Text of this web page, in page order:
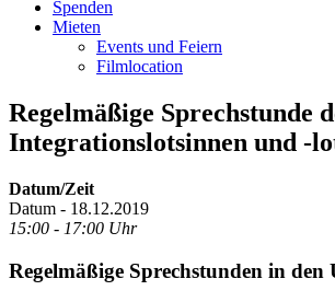
Spenden
Mieten
Events und Feiern
Filmlocation
Regelmäßige Sprechstunde
Integrationslotsinnen und -
Datum/Zeit
Datum - 18.12.2019
15:00 - 17:00 Uhr
Regelmäßige Sprechstunden in